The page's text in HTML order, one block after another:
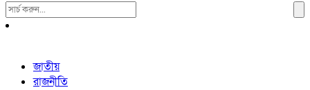
Search
For:
জাতীয়
রাজনীতি